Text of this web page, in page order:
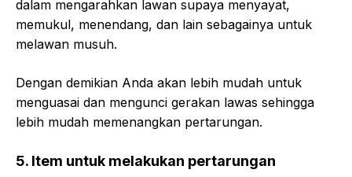
dalam mengarahkan lawan supaya menyayat,
memukul, menendang, dan lain sebagainya untuk
melawan musuh.
Dengan demikian Anda akan lebih mudah untuk
menguasai dan mengunci gerakan lawas sehingga
lebih mudah memenangkan pertarungan.
5. Item untuk melakukan pertarungan